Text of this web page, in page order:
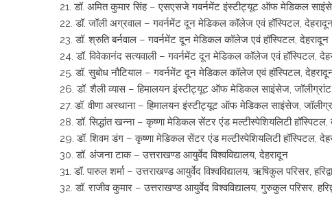
21. डॉ. अमित कुमार सिंह – एसएसजे गवर्नमेंट इंस्टीट्यूट ऑफ मेडिकल
22. डॉ. जॉली अग्रवाल – गवर्नमेंट दून मेडिकल कॉलेज एवं हॉस्पिटल,
23. डॉ. श्रुति बर्नवाल – गवर्नमेंट दून मेडिकल कॉलेज एवं हॉस्पिटल, देहरादून
24. डॉ. विवेकानंद सत्यवाली – गवर्नमेंट दून मेडिकल कॉलेज एवं हॉस्पिटल,
25. डॉ. सुबोध नौटियाल – गवर्नमेंट दून मेडिकल कॉलेज एवं हॉस्पिटल,
26. डॉ. शैली व्यास – हिमालयन इंस्टीट्यूट ऑफ मेडिकल साइंसेज,
27. डॉ. वीणा अस्थाना – हिमालयन इंस्टीट्यूट ऑफ मेडिकल साइंसेज,
28. डॉ. सिद्धांत खन्ना – कृष्णा मेडिकल सेंटर एंड मल्टीस्पेशियलिटी हॉस्पिटल,
29. डॉ. शिवम डंग – कृष्णा मेडिकल सेंटर एंड मल्टीस्पेशियलिटी हॉस्पिटल,
30. डॉ. अंजना टाक – उत्तराखण्ड आयुर्वेद विश्वविद्यालय, देहरादून
31. डॉ. पारुल शर्मा – उत्तराखण्ड आयुर्वेद विश्वविद्यालय, ऋषिकुल परिसर,
32. डॉ. राजीव कुमार – उत्तराखण्ड आयुर्वेद विश्वविद्यालय, गुरुकुल परिसर,